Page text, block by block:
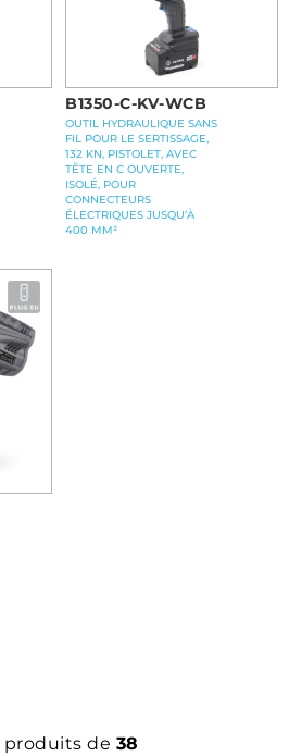
B1350-C-KV-WCB
OUTIL HYDRAULIQUE SANS
FIL POUR LE SERTISSAGE,
132 KN, PISTOLET, AVEC
TÊTE EN C OUVERTE,
ISOLÉ, POUR
CONNECTEURS
ÉLECTRIQUES JUSQU’À
400 MM²
produits de 38